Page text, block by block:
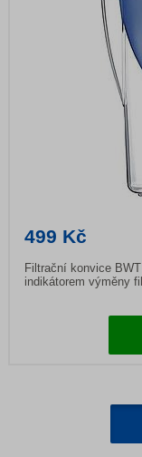
499 Kč
Filtrační konvice
indikátorem výměny